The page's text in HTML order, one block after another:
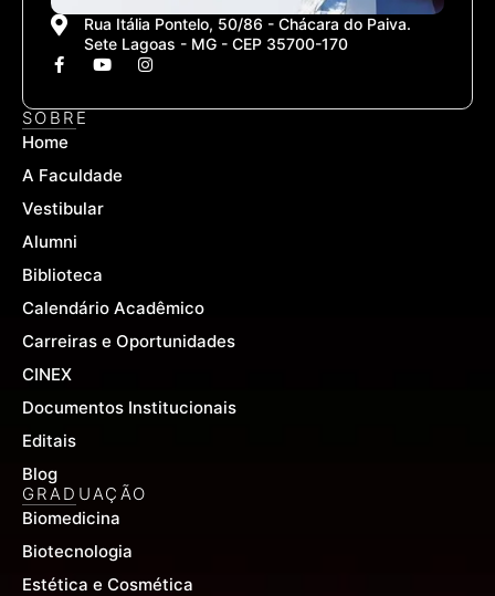
Rua Itália Pontelo, 50/86 - Chácara do Paiva.
Sete Lagoas - MG - CEP 35700-170
F
a
e
b
o
k
f
Y
o
t
I
n
t
SOBRE
Home
A Faculdade
Vestibular
Alumni
Biblioteca
Calendário Acadêmico
Carreiras e Oportunidades
CINEX
Documentos Institucionais
Editais
Blog
GRADUAÇÃO
Biomedicina
Biotecnologia
Estética e Cosmética